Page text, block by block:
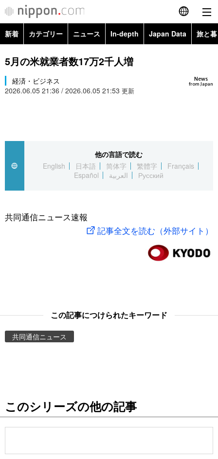
English
カテゴリー
スポーツ・東京2020
Topics
Images
お知らせ
公式SNS
新着 カテゴリー ニュース In-depth Japan Data 旅と
政治・外交
経済・ビジネス Images
5月の米就業者数17万2千人増
News
from Japan
経済・ビジネス
2026.06.05 21:36 / 2026.06.05 21:53 更新
他の言語で読む
English
日本語 简体字 繁體字
Français
Español
العربية Русский
共同通信ニュース速報
記事全文を読む（外部サイト）
この記事につけられたキーワード
共同通信ニュース
このシリーズの他の記事